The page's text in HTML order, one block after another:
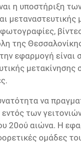
η υποστήριξη
μεταναστευτικής
της
εφαρμογή είναι
μετακίνησης
να
των
20ού αιώνα. Η
ομάδες